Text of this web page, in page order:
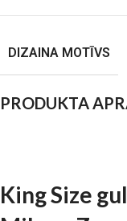
DIZAINA MOTĪVS
PRODUKTA
King Size